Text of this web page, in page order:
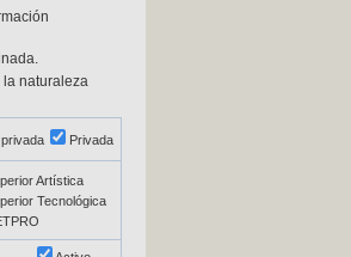
naturaleza
privada Privada
Artística
Tecnológica